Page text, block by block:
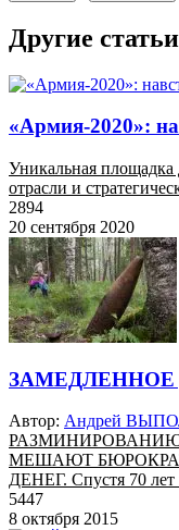
Другие
«Армия-2020»:
Уникальная площадка
отрасли и
2894
20 сентября 2020
ЗАМЕДЛЕННОЕ
Автор: Андрей
МЕШАЮТ
ДЕНЕГ. Спустя 70
5447
8 октября 2015